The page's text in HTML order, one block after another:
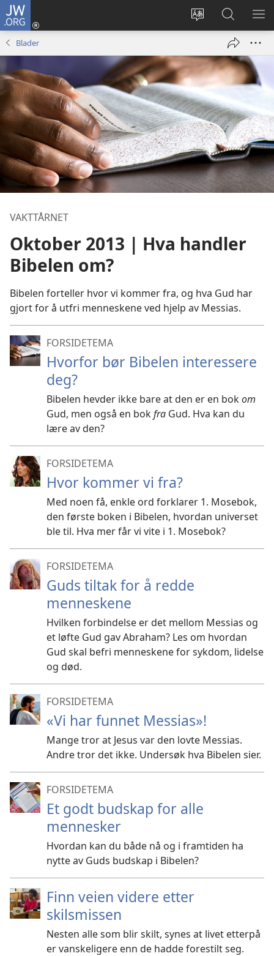
JW.ORG
Endre
Logg
inn
vindu)
Søk
på
JW.ORG
VIS
Blader
VAKTTÅRNET
Oktober 2013 | Hva handler
Bibelen om?
Bibelen forteller hvor vi kommer fra, og hva Gud har
gjort for å utfri menneskene ved hjelp av Messias.
FORSIDETEMA
Hvorfor bør Bibelen interessere
deg?
Bibelen hevder ikke bare at den er en bokom
Gud, men også en bokfra Gud. Hva kan du
lære av den?
FORSIDETEMA
Hvor kommer vi fra?
Med noen få, enkle ord forklarer 1. Mosebok,
den første boken i Bibelen, hvordan universet
ble til. Hva mer får vi vite i 1. Mosebok?
FORSIDETEMA
Guds tiltak for å redde
menneskene
Hvilken forbindelse er det mellom Messias og
et løfte Gud gav Abraham? Les om hvordan
Gud skal befri menneskene for sykdom, lidelse
og død.
FORSIDETEMA
«Vi har funnet Messias»!
Mange tror at Jesus var den lovte Messias.
Andre tror det ikke. Undersøk hva Bibelen sier.
FORSIDETEMA
Et godt budskap for alle
mennesker
Hvordan kan du både nå og i framtiden ha
nytte av Guds budskap i Bibelen?
Finn veien videre etter
skilsmissen
Nesten alle som blir skilt, synes at livet etterpå
er vanskeligere enn de hadde forestilt seg.